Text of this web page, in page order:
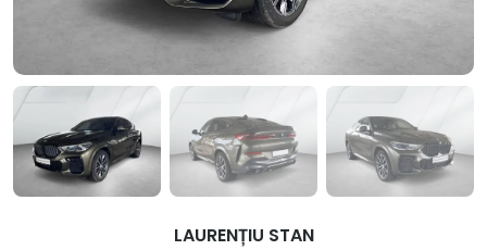
LAURENȚIU STAN